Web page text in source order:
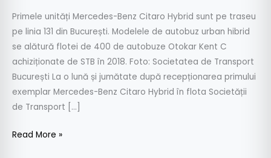
Primele unități Mercedes-Benz Citaro Hybrid sunt pe traseu
pe linia 131 din București. Modelele de autobuz urban hibrid
se alătură flotei de 400 de autobuze Otokar Kent C
achiziționate de STB în 2018. Foto: Societatea de Transport
București La o lună și jumătate după recepționarea primului
exemplar Mercedes-Benz Citaro Hybrid în flota Societății
de Transport […]
Read More »